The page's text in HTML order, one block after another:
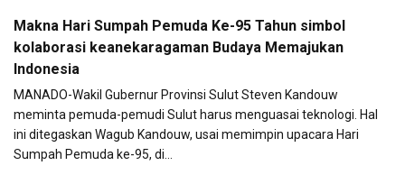
Makna Hari Sumpah Pemuda Ke-95 Tahun simbol
kolaborasi keanekaragaman Budaya Memajukan
Indonesia
MANADO-Wakil Gubernur Provinsi Sulut Steven Kandouw
meminta pemuda-pemudi Sulut harus menguasai teknologi. Hal
ini ditegaskan Wagub Kandouw, usai memimpin upacara Hari
Sumpah Pemuda ke-95, di…